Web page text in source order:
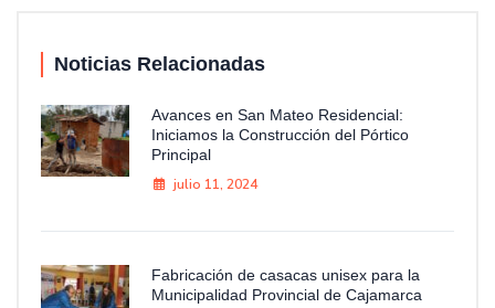
Noticias Relacionadas
Avances en San Mateo Residencial:
Iniciamos la Construcción del Pórtico
Principal
julio 11, 2024
Fabricación de casacas unisex para la
Municipalidad Provincial de Cajamarca